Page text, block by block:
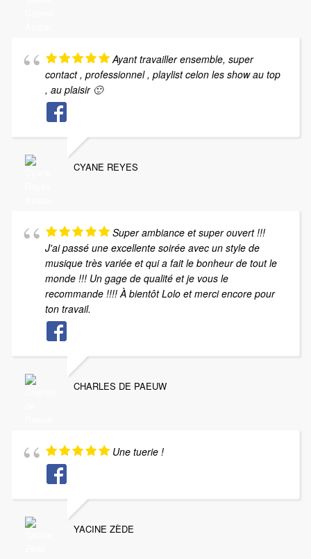
Ayant travailler ensemble, super
contact , professionnel , playlist celon les show au top
, au plaisir 🙂
CYANE REYES
Super ambiance et super ouvert !!!
J'ai passé une excellente soirée avec un style de
musique très variée et qui a fait le bonheur de tout le
monde !!! Un gage de qualité et je vous le
recommande !!!! À bientôt Lolo et merci encore pour
ton travail.
CHARLES DE PAEUW
Une tuerie !
YACINE ZÈDE